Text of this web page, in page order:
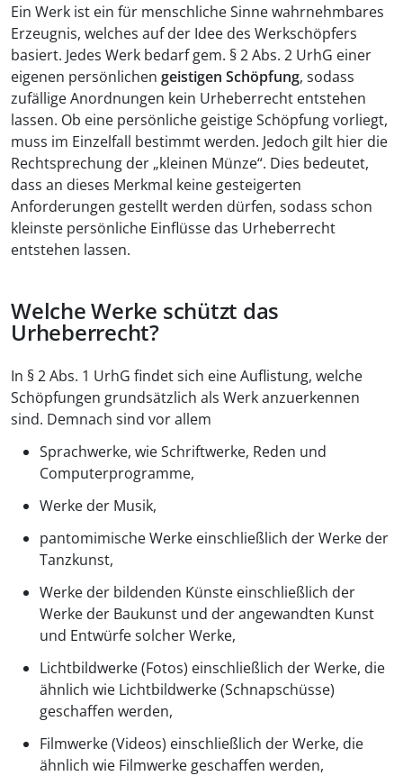
Ein Werk ist ein für menschliche Sinne wahrnehmbares
Erzeugnis, welches auf der Idee des Werkschöpfers
basiert. Jedes Werk bedarf gem. § 2 Abs. 2 UrhG einer
eigenen persönlichen geistigen Schöpfung, sodass
zufällige Anordnungen kein Urheberrecht entstehen
lassen. Ob eine persönliche geistige Schöpfung vorliegt,
muss im Einzelfall bestimmt werden. Jedoch gilt hier die
Rechtsprechung der „kleinen Münze“. Dies bedeutet,
dass an dieses Merkmal keine gesteigerten
Anforderungen gestellt werden dürfen, sodass schon
kleinste persönliche Einflüsse das Urheberrecht
entstehen lassen.
Welche Werke schützt das
Urheberrecht?
In § 2 Abs. 1 UrhG findet sich eine Auflistung, welche
Schöpfungen grundsätzlich als Werk anzuerkennen
sind. Demnach sind vor allem
Sprachwerke, wie Schriftwerke, Reden und
Computerprogramme,
Werke der Musik,
pantomimische Werke einschließlich der Werke der
Tanzkunst,
Werke der bildenden Künste einschließlich der
Werke der Baukunst und der angewandten Kunst
und Entwürfe solcher Werke,
Lichtbildwerke (Fotos) einschließlich der Werke, die
ähnlich wie Lichtbildwerke (Schnapschüsse)
geschaffen werden,
Filmwerke (Videos) einschließlich der Werke, die
ähnlich wie Filmwerke geschaffen werden,